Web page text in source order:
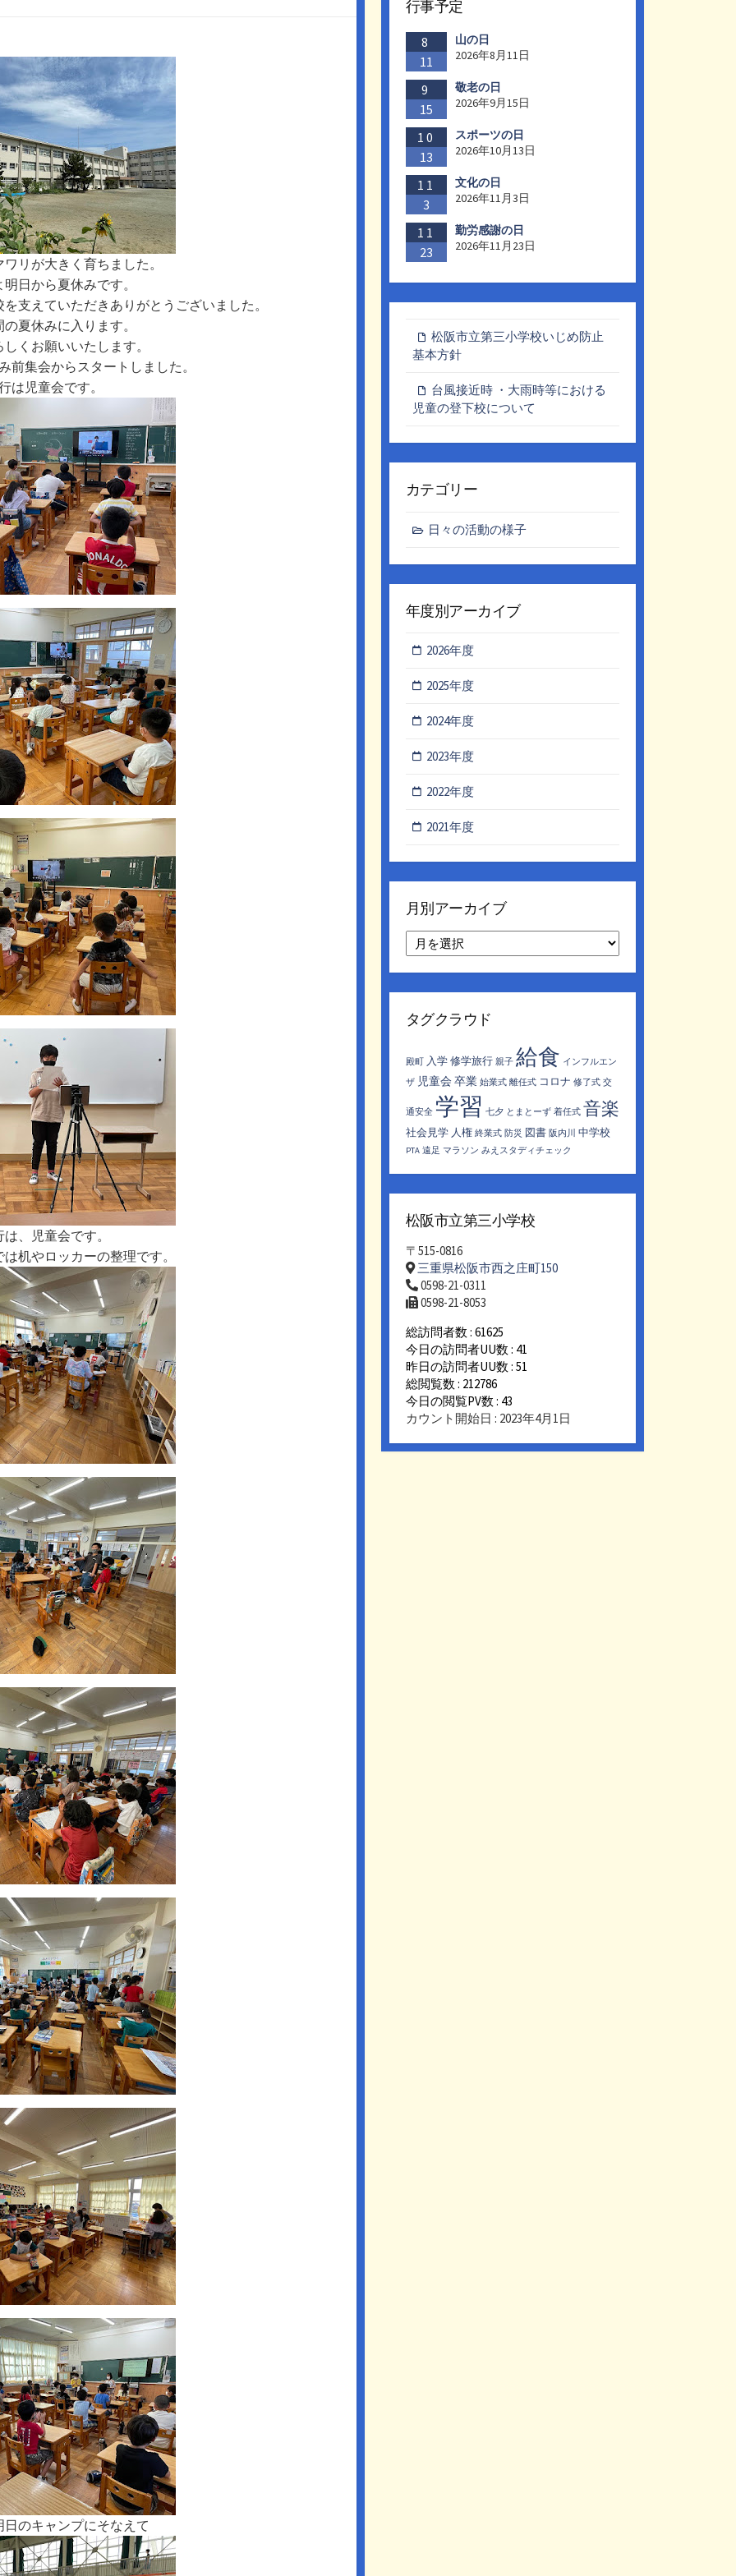
リが大きく育ちました。
日から夏休みです。
支えていただきありがとうございました。
夏休みに入ります。
くお願いいたします。
前集会からスタートしました。
は児童会です。
は、児童会です。
机やロッカーの整理です。
日のキャンプにそなえて
行事予定
8
11
山の日
2026年8月11日
9
15
敬老の日
2026年9月15日
10
13
スポーツの日
2026年10月13日
11
3
文化の日
2026年11月3日
11
23
勤労感謝の日
2026年11月23日
松阪市立第三小学校いじめ防止
基本方針
台風接近時 ・大雨時等における
児童の登下校について
カテゴリー
日々の活動の様子
年度別アーカイブ
2026年度
2025年度
2024年度
2023年度
2022年度
2021年度
月別アーカイブ
別
ア
ー
イ
タグクラウド
殿町 入学 修学旅行 親子 給食 インフルエン
ザ 児童会 卒業 始業式 離任式 コロナ 修了式 交
通安全 学習 七夕 とまとーず 着任式 音楽
社会見学 人権 終業式 防災 図書 阪内川 中学校
PTA 遠足 マラソン みえスタディチェック
松阪市立第三小学校
〒515-0816
三重県松阪市西之庄町150
0598-21-0311
0598-21-8053
総訪問者数 : 61625
今日の訪問者UU数 : 41
昨日の訪問者UU数 : 51
総閲覧数 : 212786
今日の閲覧PV数 : 43
カウント開始日 : 2023年4月1日